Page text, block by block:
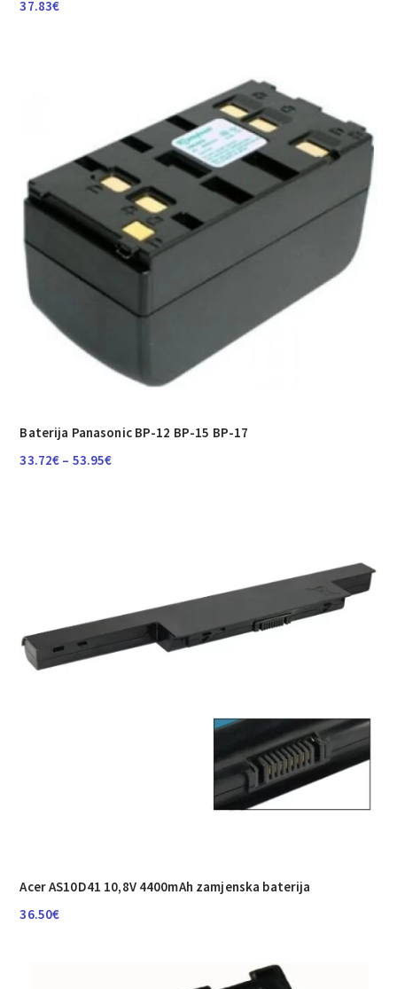
37.83€
Baterija Panasonic BP-12 BP-15 BP-17
33.72€ – 53.95€Raspon
Acer AS10D41 10,8V 4400mAh zamjenska baterija
36.50€